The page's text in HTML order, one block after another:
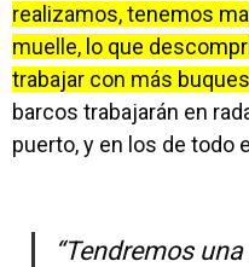
realizamos, tenemos
muelle, lo que
trabajar con más
barcos trabajarán en
puerto, y en los de todo
“Tendremos